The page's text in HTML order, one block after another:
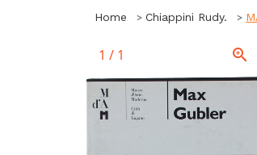
Home Chiappini Rudy.
1 / 1